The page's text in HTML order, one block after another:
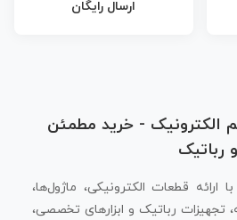
ارسال رایگان
الکترونیک - خرید مطمئن
رباتیک
ارائه قطعات الکترونیکی، ماژول‌ها،
تجهیزات رباتیک و ابزارهای تخصصی،